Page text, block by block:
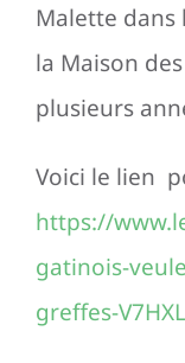
Malette dans
la Maison
plusieurs
Voici le lien
https://
gatinois-
greffes-